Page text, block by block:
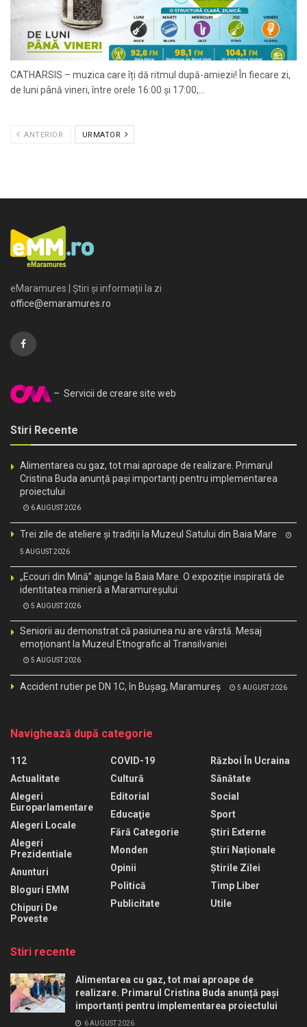
CATHARSIS – muzica care îți dă ritmul după-amiezii! În fiecare zi,
de luni până vineri, între orele 16:00 și 17:00,...
ANTERIOR URMATOR
eMaramures | Știri și informații la zi
office@emaramures.ro
– Servicii de creare site web
Stiri Recente
Alimentarea cu gaz, tot mai aproape de realizare. Primarul
Cristina Buda anunță pași importanți pentru implementarea
proiectului
6 AUGUST 2026
Trei zile de ateliere și tradiții la Muzeul Satului din Baia Mare
5 AUGUST 2026
„Ecouri din Mină” ajunge la Baia Mare. O expoziție inspirată de
identitatea minieră a Maramureșului
5 AUGUST 2026
Seniorii au demonstrat că pasiunea nu are vârstă. Mesaj
emoționant la Muzeul Etnografic al Transilvaniei
5 AUGUST 2026
Accident rutier pe DN 1C, în Bușag, Maramureș 5 AUGUST 2026
Navighează după categorie
112
Actualitate
Alegeri
Europarlamentare
Alegeri Locale
Alegeri
Prezidentiale
Anunturi
Bloguri EMM
Chipuri De
Poveste
COVID-19
Cultură
Editorial
Educaţie
Fără Categorie
Monden
Opinii
Politică
Publicitate
Război În Ucraina
Sănătate
Social
Sport
Știri Externe
Știri Naționale
Știrile Zilei
Timp Liber
Utile
Stiri recente
Alimentarea cu gaz, tot mai aproape de
realizare. Primarul Cristina Buda anunță pași
importanți pentru implementarea proiectului
6 AUGUST 2026